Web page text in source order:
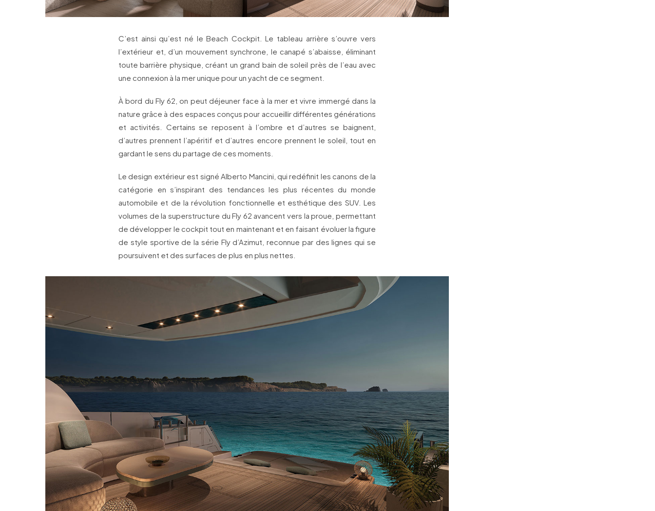
C’est ainsi qu’est né le Beach Cockpit. Le tableau arrière s’ouvre vers
l’extérieur et, d’un mouvement synchrone, le canapé s’abaisse, éliminant
toute barrière physique, créant un grand bain de soleil près de l’eau avec
une connexion à la mer unique pour un yacht de ce segment.
À bord du Fly 62, on peut déjeuner face à la mer et vivre immergé dans la
nature grâce à des espaces conçus pour accueillir différentes générations
et activités. Certains se reposent à l’ombre et d’autres se baignent,
d’autres prennent l’apéritif et d’autres encore prennent le soleil, tout en
gardant le sens du partage de ces moments.
Le design extérieur est signé Alberto Mancini, qui redéfinit les canons de la
catégorie en s’inspirant des tendances les plus récentes du monde
automobile et de la révolution fonctionnelle et esthétique des SUV. Les
volumes de la superstructure du Fly 62 avancent vers la proue, permettant
de développer le cockpit tout en maintenant et en faisant évoluer la figure
de style sportive de la série Fly d’Azimut, reconnue par des lignes qui se
poursuivent et des surfaces de plus en plus nettes.